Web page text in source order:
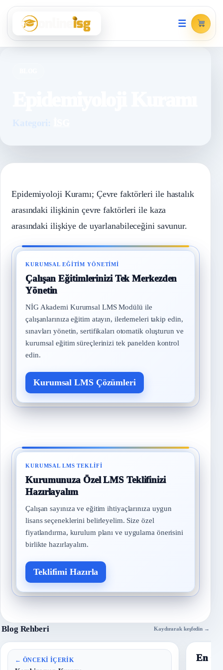
☰
Kategori:
Epidemiyoloji Kuramı; Çevre faktörleri ile hastalık
arasındaki ilişkinin çevre faktörleri ile kaza
arasındaki ilişkiye de uyarlanabileceğini savunur.
KURUMSAL EĞITIM YÖNETIMI
Çalışan Eğitimlerinizi Tek Merkezden
Yönetin
NİG Akademi Kurumsal LMS Modülü ile
çalışanlarınıza eğitim atayın, ilerlemeleri takip edin,
sınavları yönetin, sertifikaları otomatik oluşturun ve
kurumsal eğitim süreçlerinizi tek panelden kontrol
edin.
Kurumsal LMS Çözümleri
KURUMSAL LMS TEKLIFI
Kurumunuza Özel LMS Teklifinizi
Hazırlayalım
Çalışan sayınıza ve eğitim ihtiyaçlarınıza uygun
lisans seçeneklerini belirleyelim. Size özel
fiyatlandırma, kurulum planı ve uygulama önerisini
birlikte hazırlayalım.
Teklifimi Hazırla
Blog Rehberi Kaydırarak keşfedin →
← ÖNCEKI İÇERIK En